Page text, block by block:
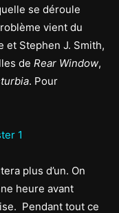
se déroule
vient du
et Stephen J. Smith,
de Rear Window,
. Pour
plus d’un. On
heure avant
Pendant tout ce